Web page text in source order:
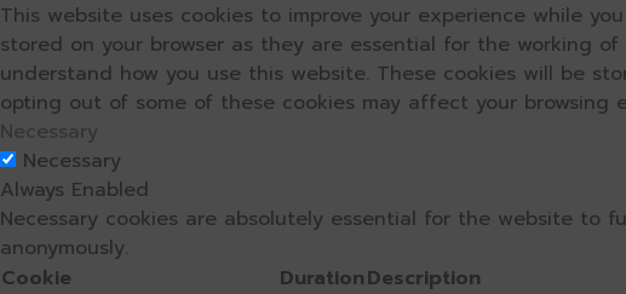
This website uses cookies to improve your experience while
stored on your browser as they are essential for the working
understand how you use this website. These cookies will be
opting out of some of these cookies may affect your browsing
Necessary
Necessary
Always Enabled
Necessary cookies are absolutely essential for the website to
anonymously.
Cookie
DurationDescription